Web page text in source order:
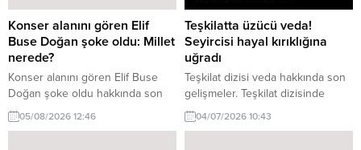
Konser alanını gören Elif
Buse Doğan şoke oldu: Millet
nerede?
Konser alanını gören Elif Buse
Doğan şoke oldu hakkında son
gelişmeler. Elif Buse Doğan,
konser alanını gördüğünde hayal
05/08/2026 12:46
Teşkilatta üzücü veda!
Seyircisi hayal kırıklığına
uğradı
Teşkilat dizisi veda hakkında son
gelişmeler. Teşkilat dizisinde
yaşanan üzücü veda, seyircileri
hayal kırıklığına uğrattı.
04/07/2026 10:43